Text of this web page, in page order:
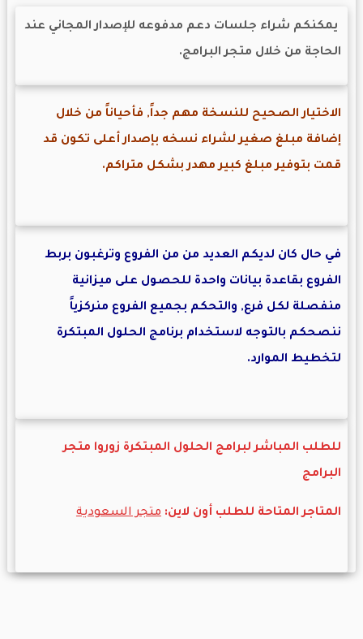
يمكنكم شراء جلسات دعم مدفوعه للإصدار المجاني عند
الحاجة من خلال متجر البرامج.
الاختيار الصحيح للنسخة مهم جداً, فأحياناً من خلال
إضافة مبلغ صغير لشراء نسخه بإصدار أعلى تكون قد
قمت بتوفير مبلغ كبير مهدر بشكل متراكم.
في حال كان لديكم العديد من من الفروع وترغبون بربط
الفروع بقاعدة بيانات واحدة للحصول على ميزانية
منفصلة لكل فرع, والتحكم بجميع الفروع منركزياً
ننصحكم بالتوجه لاستخدام برنامج الحلول المبتكرة
لتخطيط الموارد.
للطلب المباشر لبرامج الحلول المبتكرة زوروا متجر
البرامج
المتاجر المتاحة للطلب أون لاين:متجر السعودية